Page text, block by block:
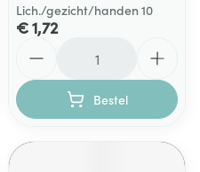
Lich./gezicht/handen 10
€ 1,72
Bestel